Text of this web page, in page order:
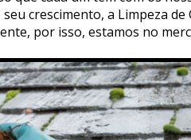
crescimento, a Limpeza de
por isso, estamos no